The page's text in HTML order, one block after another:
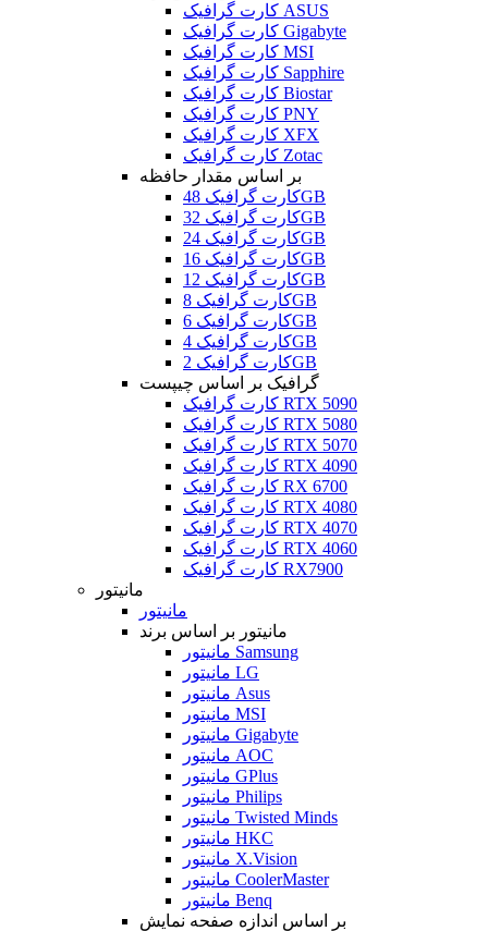
کارت گرافیک ASUS
کارت گرافیک Gigabyte
کارت گرافیک MSI
کارت گرافیک Sapphire
کارت گرافیک Biostar
کارت گرافیک PNY
کارت گرافیک XFX
کارت گرافیک Zotac
بر اساس مقدار حافظه
کارت گرافیک 48GB
کارت گرافیک 32GB
کارت گرافیک 24GB
کارت گرافیک 16GB
کارت گرافیک 12GB
کارت گرافیک 8GB
کارت گرافیک 6GB
کارت گرافیک 4GB
کارت گرافیک 2GB
گرافیک بر اساس چیپست
کارت گرافیک RTX 5090
کارت گرافیک RTX 5080
کارت گرافیک RTX 5070
کارت گرافیک RTX 4090
کارت گرافیک RX 6700
کارت گرافیک RTX 4080
کارت گرافیک RTX 4070
کارت گرافیک RTX 4060
کارت گرافیک RX7900
مانیتور
مانیتور
مانیتور بر اساس برند
مانیتور Samsung
مانیتور LG
مانیتور Asus
مانیتور MSI
مانیتور Gigabyte
مانیتور AOC
مانیتور GPlus
مانیتور Philips
مانیتور Twisted Minds
مانیتور HKC
مانیتور X.Vision
مانیتور CoolerMaster
مانیتور Benq
بر اساس اندازه صفحه نمایش